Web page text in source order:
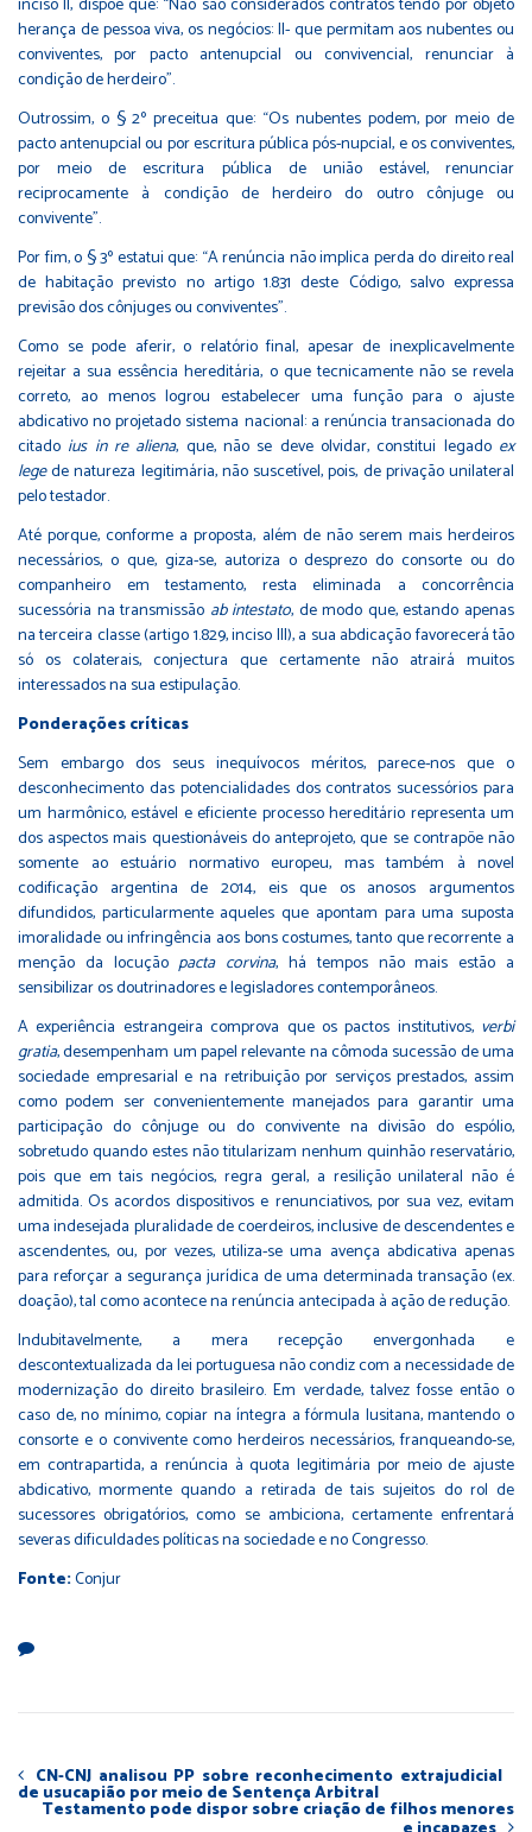
herança de pessoa viva, os negócios: II- que permitam aos nubentes ou
conviventes, por pacto antenupcial ou convivencial, renunciar à
condição de herdeiro”.
Outrossim, o § 2º preceitua que: “Os nubentes podem, por meio de
pacto antenupcial ou por escritura pública pós-nupcial, e os conviventes,
por meio de escritura pública de união estável, renunciar
reciprocamente à condição de herdeiro do outro cônjuge ou
convivente”.
Por fim, o § 3º estatui que: “A renúncia não implica perda do direito real
de habitação previsto no artigo 1.831 deste Código, salvo expressa
previsão dos cônjuges ou conviventes”.
Como se pode aferir, o relatório final, apesar de inexplicavelmente
rejeitar a sua essência hereditária, o que tecnicamente não se revela
correto, ao menos logrou estabelecer uma função para o ajuste
abdicativo no projetado sistema nacional: a renúncia transacionada do
citado ius in re aliena, que, não se deve olvidar, constitui legado ex
legede natureza legitimária, não suscetível, pois, de privação unilateral
pelo testador.
Até porque, conforme a proposta, além de não serem mais herdeiros
necessários, o que, giza-se, autoriza o desprezo do consorte ou do
companheiro em testamento, resta eliminada a concorrência
sucessória na transmissão ab intestato, de modo que, estando apenas
na terceira classe (artigo 1.829, inciso III), a sua abdicação favorecerá tão
só os colaterais, conjectura que certamente não atrairá muitos
interessados na sua estipulação.
Ponderações críticas
Sem embargo dos seus inequívocos méritos, parece-nos que o
desconhecimento das potencialidades dos contratos sucessórios para
um harmônico, estável e eficiente processo hereditário representa um
dos aspectos mais questionáveis do anteprojeto, que se contrapõe não
somente ao estuário normativo europeu, mas também à novel
codificação argentina de 2014, eis que os anosos argumentos
difundidos, particularmente aqueles que apontam para uma suposta
imoralidade ou infringência aos bons costumes, tanto que recorrente a
menção da locuçãopacta corvina, há tempos não mais estão a
sensibilizar os doutrinadores e legisladores contemporâneos.
A experiência estrangeira comprova que os pactos institutivos, verbi
gratia, desempenham um papel relevante na cômoda sucessão de uma
sociedade empresarial e na retribuição por serviços prestados, assim
como podem ser convenientemente manejados para garantir uma
participação do cônjuge ou do convivente na divisão do espólio,
sobretudo quando estes não titularizam nenhum quinhão reservatário,
pois que em tais negócios, regra geral, a resilição unilateral não é
admitida. Os acordos dispositivos e renunciativos, por sua vez, evitam
uma indesejada pluralidade de coerdeiros, inclusive de descendentes e
ascendentes, ou, por vezes, utiliza-se uma avença abdicativa apenas
para reforçar a segurança jurídica de uma determinada transação (ex.
doação), tal como acontece na renúncia antecipada à ação de redução.
Indubitavelmente, a mera recepção envergonhada e
descontextualizada da lei portuguesa não condiz com a necessidade de
modernização do direito brasileiro. Em verdade, talvez fosse então o
caso de, no mínimo, copiar na íntegra a fórmula lusitana, mantendo o
consorte e o convivente como herdeiros necessários, franqueando-se,
em contrapartida, a renúncia à quota legitimária por meio de ajuste
abdicativo, mormente quando a retirada de tais sujeitos do rol de
sucessores obrigatórios, como se ambiciona, certamente enfrentará
severas dificuldades políticas na sociedade e no Congresso.
Fonte:Conjur
CN-CNJ analisou PP sobre reconhecimento extrajudicial
de usucapião por meio de Sentença Arbitral
Testamento pode dispor sobre criação de filhos menores